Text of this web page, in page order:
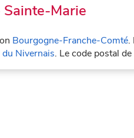
Marie
Bourgogne-Franche-Comté.
Nivernais. Le code postal